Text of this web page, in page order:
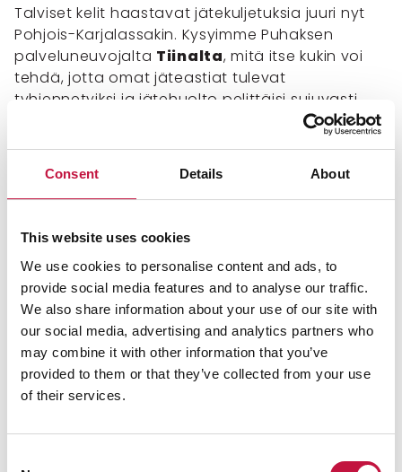
Consent Details About
This website uses cookies
We use cookies to personalise content and ads, to
provide social media features and to analyse our traffic.
We also share information about your use of our site with
our social media, advertising and analytics partners who
may combine it with other information that you’ve
provided to them or that they’ve collected from your use
of their services.
Talviset kelit haastavat jätekuljetuksia juuri nyt
Pohjois-Karjalassakin. Kysyimme Puhaksen
palveluneuvojalta Tiinalta, mitä itse kukin voi
tehdä, jotta omat jäteastiat tulevat
tyhjennetyiksi ja jätehuolto pelittäisi sujuvasti.
Tee lumityöt jäteastioiden ympäriltä ja päältä
Varmista, ettei jäteastia jäädy kiinni maahan tai
kansi kiinni astiaan. Jäätymistä ehkäisee astian
kevyt liikuttelu säännöllisesti.
Varmista, että portti, jätekatosten,
jäteastioiden ja astiasuojien ovet avautuvat
kunnollisesti. Tarvittaessa poista niihin kertynyt
lumi ja jää.
Jos asut haja-asutusalueella, pidä jäteastia
tarvitse liikkua pihatielle. Näin varmistat